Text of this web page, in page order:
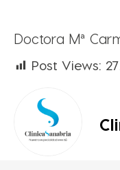
Doctora Mª
Post Views: